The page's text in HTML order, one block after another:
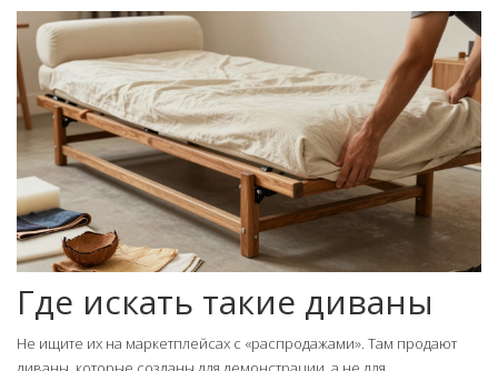
Где искать такие диваны
Не ищите их на маркетплейсах с «распродажами». Там продают